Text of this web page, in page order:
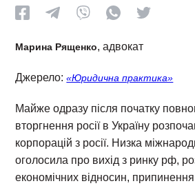
Марина Рященко, адвокат
Джерело:«Юридична практика»
Майже одразу після початку
вторгнення росії в Україну
корпорацій з росії. Низка
оголосила про вихід з ринку рф,
економічних відносин,